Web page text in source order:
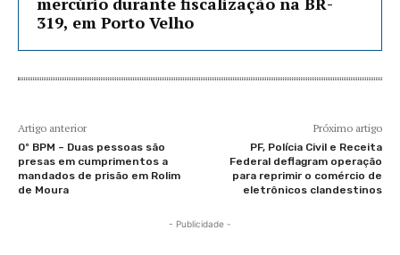
319, em Porto Velho
Artigo anterior
0º BPM – Duas pessoas são
presas em cumprimentos a
mandados de prisão em Rolim
de Moura
Próximo artigo
PF, Polícia Civil e Receita
Federal deflagram operação
para reprimir o comércio de
eletrônicos clandestinos
- Publicidade -